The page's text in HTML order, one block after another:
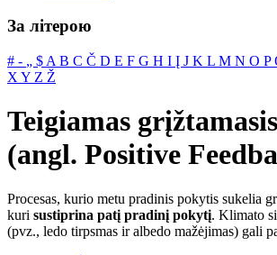
За літерою
# ‐ „ $ A B C Č D E F G H I Į J K L M N O P
X Y Z Ž
Teigiamas
(angl. Positive
Procesas, kurio metu pradinis pokytis sukelia
kuri sustiprina patį pradinį pokytį. Klimato
(pvz., ledo tirpsmas ir albedo mažėjimas) gali